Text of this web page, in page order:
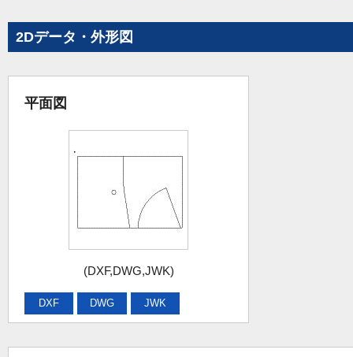
2Dデータ・外形図
平面図
(DXF,DWG,JWK)
DXF DWG JWK